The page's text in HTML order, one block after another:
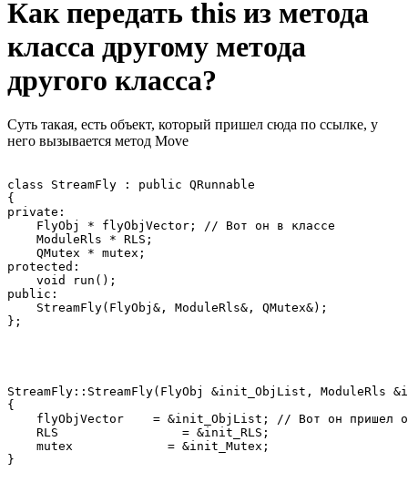
Как передать this из метода
класса другому метода
другого класса?
Суть такая, есть объект, который пришел сюда по ссылке, у
него вызывается метод Move
class StreamFly : public QRunnable
{
private:
    FlyObj * flyObjVector; // Вот он в классе
    ModuleRls * RLS;
    QMutex * mutex;
protected:
    void run();
public:
    StreamFly(FlyObj&, ModuleRls&, QMutex&);
};
StreamFly::StreamFly(FlyObj &init_ObjList, ModuleRls
{
flyObjVector    = &init_ObjList; // Вот он пришел
    RLS                 = &init_RLS;
    mutex             = &init_Mutex;
}